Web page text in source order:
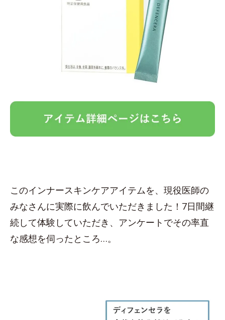
このインナースキンケアアイテムを、現役医師の
みなさんに実際に飲んでいただきました！7日間継
続して体験していただき、アンケートでその率直
な感想を伺ったところ…。